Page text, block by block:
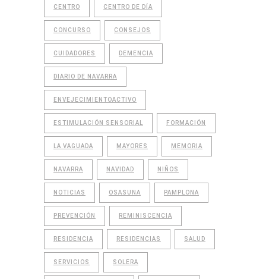
CENTRO CENTRO DE DÍA
CONCURSO CONSEJOS
CUIDADORES DEMENCIA
DIARIO DE NAVARRA
ENVEJECIMIENTOACTIVO
ESTIMULACIÓN SENSORIAL FORMACIÓN
LA VAGUADA MAYORES MEMORIA
NAVARRA NAVIDAD NIÑOS
NOTICIAS OSASUNA PAMPLONA
PREVENCIÓN REMINISCENCIA
RESIDENCIA RESIDENCIAS SALUD
SERVICIOS SOLERA